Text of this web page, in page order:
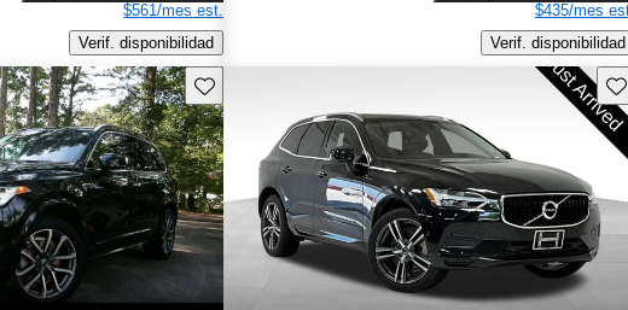
$561/mes est.
Verif. disponibilidad
$435/mes
Verif. disponibilidad
Guarda este Aviso